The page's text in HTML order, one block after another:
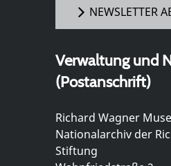
NEWSLETTER
Verwaltung und
(Postanschrift)
Richard Wagner
Nationalarchiv der
Stiftung